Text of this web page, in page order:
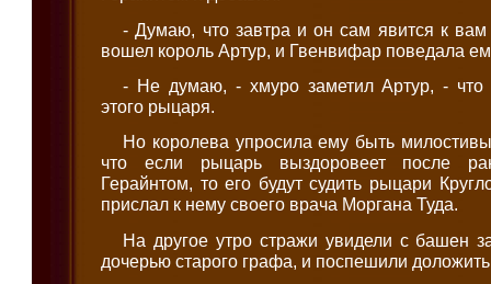
- Думаю, что завтра и он сам явится к
вошел король Артур, и Гвенвифар поведала
- Не думаю, - хмуро заметил Артур, - что
этого рыцаря.
Но королева упросила ему быть
что если рыцарь выздоровеет после
Герайнтом, то его будут судить рыцари
прислал к нему своего врача Моргана Туда.
На другое утро стражи увидели с башен
дочерью старого графа, и поспешили